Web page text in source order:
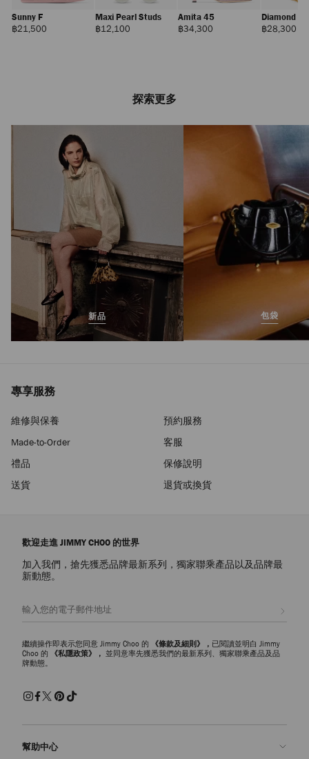
Sunny F
฿21,500
Maxi Pearl Studs
฿12,100正
Amita 45
฿34,300
Diamond
Necklace
฿28,300正
Bar Holdall 中號
探索更多
新品 包袋
專享服務
維修與保養
預約服務
Made-to-Order
客服
禮品
保修說明
送貨
退貨或換貨
歡迎走進 JIMMY CHOO 的世界
加入我們，搶先獲悉品牌最新系列，獨家聯乘產品以及品牌最
新動態。
繼續操作即表示您同意 Jimmy Choo 的 《條款及細則》， 已閱讀並明白 Jimmy
Choo 的
《私隱政策》， 並同意率先獲悉我們的最新系列、獨家聯乘產品及品
牌動態。
幫助中心